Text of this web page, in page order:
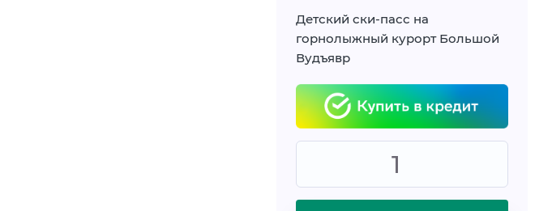
Детский ски-пасс на
горнолыжный курорт Большой
Вудъявр